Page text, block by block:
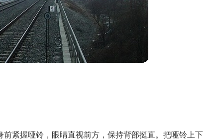
紧握哑铃，眼睛直视前方，保持背部挺直。把哑铃上下